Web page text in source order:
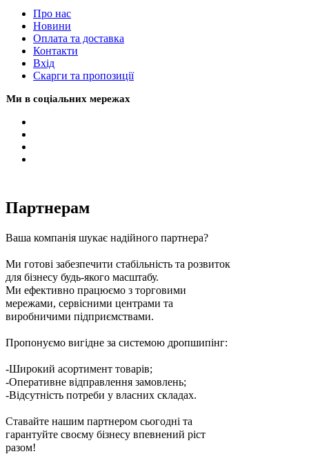
Про нас
Новини
Оплата та доставка
Контакти
Вхiд
Скарги та пропозиції
Ми в соціальних мережах
Партнерам
Ваша компанія шукає надійного партнера?
Ми готові забезпечити стабільність та розвиток
для бізнесу будь-якого масштабу.
Ми ефективно працюємо з торговими
мережами, сервісними центрами та
виробничими підприємствами.
Пропонуємо вигідне за системою дропшипінг:
-Широкий асортимент товарів;
-Оперативне відправлення замовлень;
-Відсутність потреби у власних складах.
Ставайте нашим партнером сьогодні та
гарантуйте своєму бізнесу впевнений ріст
разом!